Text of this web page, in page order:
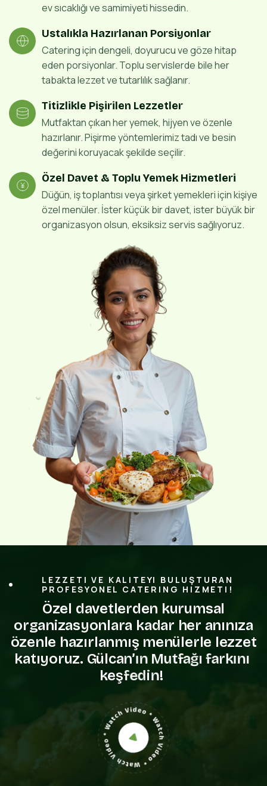
ev sıcaklığı ve samimiyeti hissedin.
Ustalıkla Hazırlanan Porsiyonlar
Catering için dengeli, doyurucu ve göze hitap
eden porsiyonlar. Toplu servislerde bile her
tabakta lezzet ve tutarlılık sağlanır.
Titizlikle Pişirilen Lezzetler
Mutfaktan çıkan her yemek, hijyen ve özenle
hazırlanır. Pişirme yöntemlerimiz tadı ve besin
değerini koruyacak şekilde seçilir.
Özel Davet & Toplu Yemek Hizmetleri
Düğün, iş toplantısı veya şirket yemekleri için kişiye
özel menüler. İster küçük bir davet, ister büyük bir
organizasyon olsun, eksiksiz servis sağlıyoruz.
LEZZETI VE KALITEYI BULUŞTURAN
PROFESYONEL CATERING HIZMETI!
Özel davetlerden kurumsal
organizasyonlara kadar her anınıza
özenle hazırlanmış menülerle lezzet
katıyoruz. Gülcan’ın Mutfağı farkını
keşfedin!